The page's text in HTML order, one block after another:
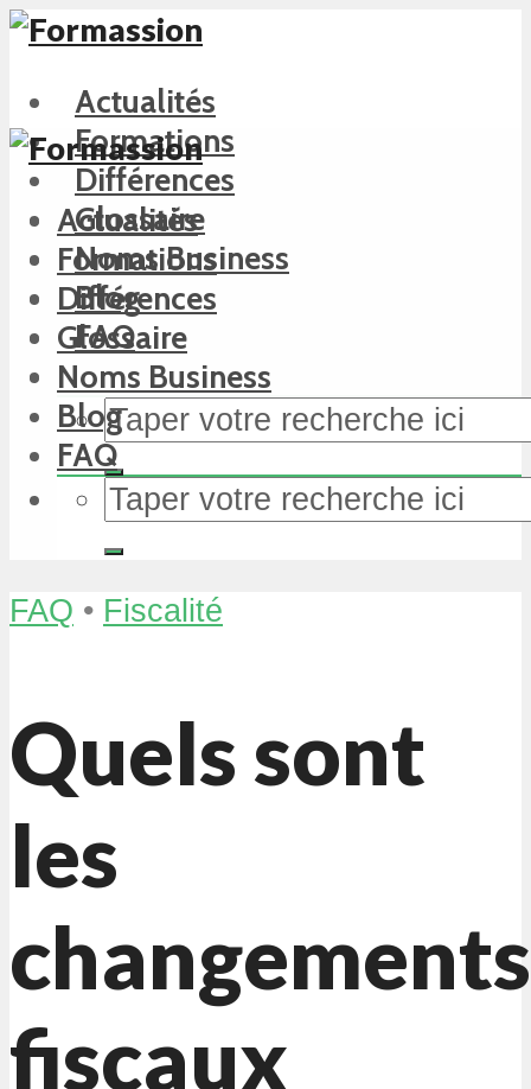
Actualités
Formations
Différences
Glossaire
Noms Business
Blog
FAQ
Actualités
Formations
Différences
Glossaire
Noms Business
Blog
FAQ
FAQ • Fiscalité
Quels sont
les
changements
fiscaux